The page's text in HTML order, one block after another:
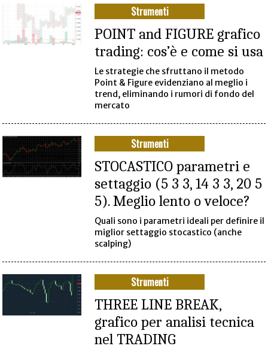
Strumenti
POINT and FIGURE grafico
trading: cos’è e come si usa
Le strategie che sfruttano il metodo
Point & Figure evidenziano al meglio i
trend, eliminando i rumori di fondo del
mercato
Strumenti
STOCASTICO parametri e
settaggio (5 3 3, 14 3 3, 20 5
5). Meglio lento o veloce?
Quali sono i parametri ideali per definire il
miglior settaggio stocastico (anche
scalping)
Strumenti
THREE LINE BREAK,
grafico per analisi tecnica
nel TRADING